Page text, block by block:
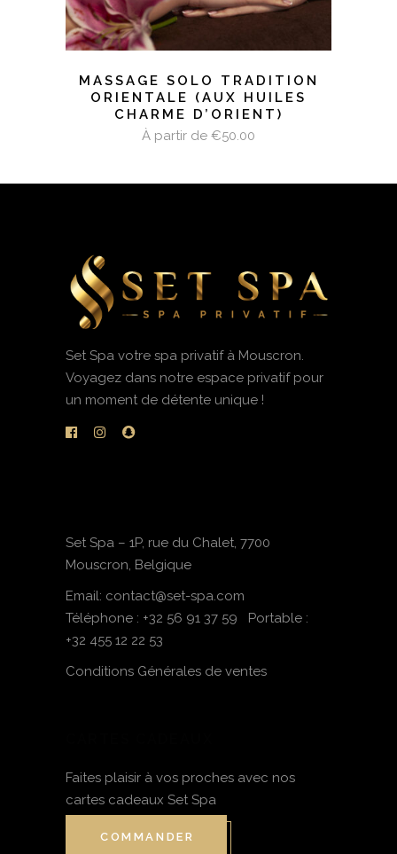
MASSAGE SOLO TRADITION
ORIENTALE (AUX HUILES
CHARME D’ORIENT)
À partir de €50.00
Set Spa votre spa privatif à Mouscron.
Voyagez dans notre espace privatif pour
un moment de détente unique !
Set Spa – 1P, rue du Chalet, 7700
Mouscron, Belgique
Email: contact@set-spa.com
Téléphone : +32 56 91 37 59
Portable :
+32 455 12 22 53
Conditions Générales de ventes
Faites plaisir à vos proches avec nos
cartes cadeaux Set Spa
COMMANDER